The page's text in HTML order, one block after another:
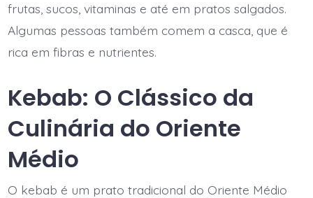
frutas, sucos, vitaminas e até em pratos salgados.
Algumas pessoas também comem a casca, que é
rica em fibras e nutrientes.
Kebab: O Clássico da
Culinária do Oriente
Médio
O kebab é um prato tradicional do Oriente Médio